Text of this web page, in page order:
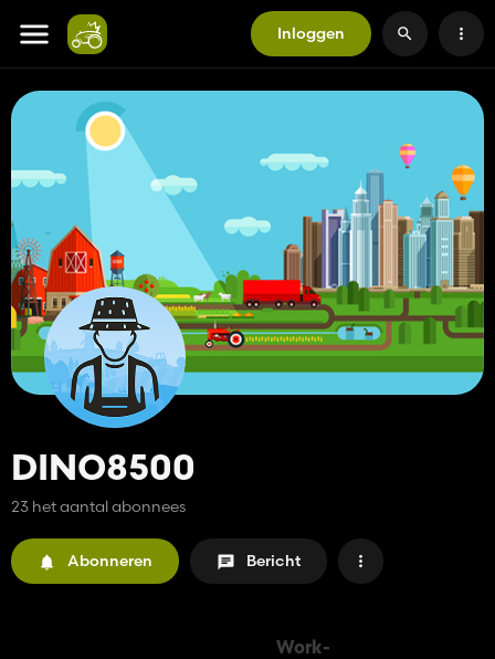
Inloggen
DINO8500
23 het aantal abonnees
Abonneren Bericht
Work-